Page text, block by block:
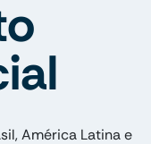
América Latina e